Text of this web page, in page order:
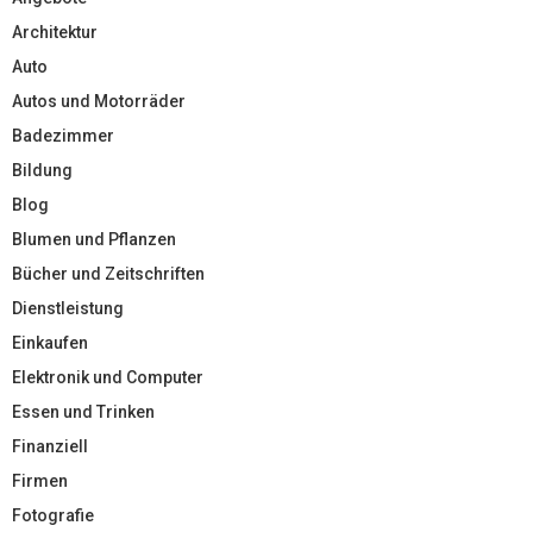
Architektur
Auto
Autos und Motorräder
Badezimmer
Bildung
Blog
Blumen und Pflanzen
Bücher und Zeitschriften
Dienstleistung
Einkaufen
Elektronik und Computer
Essen und Trinken
Finanziell
Firmen
Fotografie